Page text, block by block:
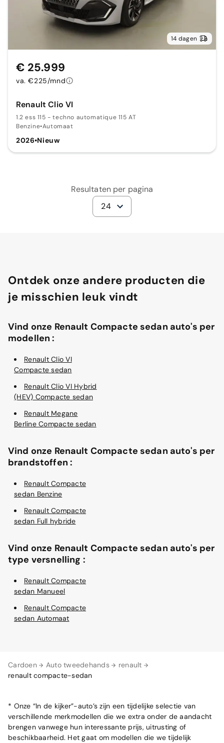
Cardoen Auto tweedehands
renault
renault compacte-sedan
14 dagen
Renault Clio VI
1.2 ess 115 - techno automatique 115 AT
Benzine•Automaat
2026•Nieuw
€ 25.999
va. €225/mnd
Resultaten per pagina
24
Ontdek onze andere producten die
je misschien leuk vindt
Vind onze Renault Compacte sedan auto's per
modellen :
Renault Clio VI
Compacte sedan
Renault Clio VI Hybrid
(HEV) Compacte sedan
Renault Megane
Berline Compacte sedan
Vind onze Renault Compacte sedan auto's per
brandstoffen :
Renault Compacte
sedan Benzine
Renault Compacte
sedan Full hybride
Vind onze Renault Compacte sedan auto's per
type versnelling :
Renault Compacte
sedan Manueel
Renault Compacte
sedan Automaat
* Onze “In de kijker”-auto’s zijn een tijdelijke selectie van
verschillende merkmodellen die we extra onder de aandacht
brengen vanwege hun interessante prijs, uitrusting of
beschikbaarheid. Het gaat om modellen die we tijdelijk